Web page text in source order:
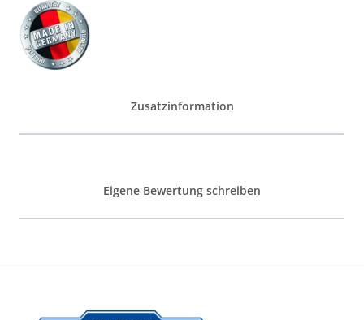
Zusatzinformation
Eigene Bewertung schreiben